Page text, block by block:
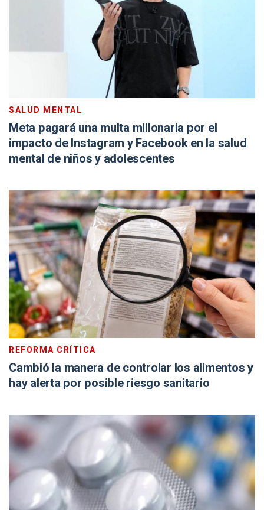
SALUD MENTAL
Meta pagará una multa millonaria por el
impacto de Instagram y Facebook en la salud
mental de niños y adolescentes
REFORMA CRÍTICA
Cambió la manera de controlar los alimentos y
hay alerta por posible riesgo sanitario